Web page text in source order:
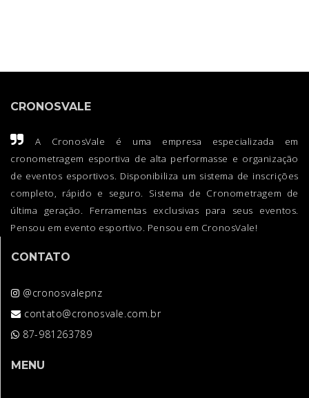
CRONOSVALE
A CronosVale é uma empresa especializada em
cronometragem esportiva de alta performasse e organização
de eventos esportivos. Disponibiliza um sistema de inscrições
completo, rápido e seguro. Sistema de Cronometragem de
última geração. Ferramentas exclusivas para seus eventos.
Pensou em evento esportivo. Pensou em CronosVale!
CONTATO
@cronosvalepnz
contato@cronosvale.com.br
87-981263789
MENU